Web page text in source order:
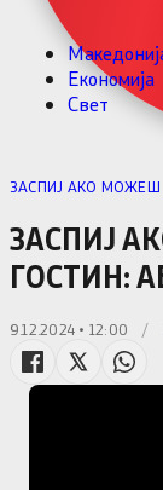
Економија
Свет
ЗАСПИЈ АКО МОЖЕШ
ЗАСПИЈ
ГОСТИН:
9.12.2024 • 12:00 /